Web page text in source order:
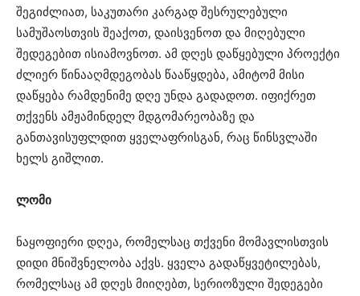
შეგიძლიათ, საკუთარი კარგად შესრულებული
სამუშაოსთვის შეაქოთ, დაისვენოთ და მიღებული
შედეგებით ისიამოვნოთ. ამ დღეს დაწყებული პროექტი
ძლიერ წინააღმდეგობას წააწყდება, ამიტომ მისი
დაწყება რამდენიმე დღე უნდა გადადოთ. იფიქრეთ
თქვენს ამჟამინდელ მდგომარეობაზე და
განთავისუფლდით ყველაფრისგან, რაც წინსვლაში
ხელს გიშლით.
ლომი
ნაყოფიერი დღეა, რომელსაც თქვენი მომავლისთვის
დიდი მნიშვნელობა აქვს. ყველა გადაწყვეტილებას,
რომელსაც ამ დღეს მიიღებთ, სერიოზული შედეგები